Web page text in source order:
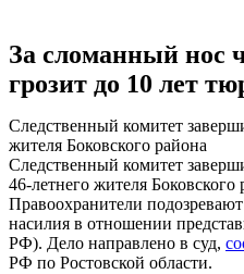
За сломанный нос
грозит до 10 лет
Следственный комитет
жителя Боковского района
Следственный комитет
46-летнего жителя Боковского
Правоохранители
насилия в отношении
РФ). Дело направлено в суд,
РФ по Ростовской области.